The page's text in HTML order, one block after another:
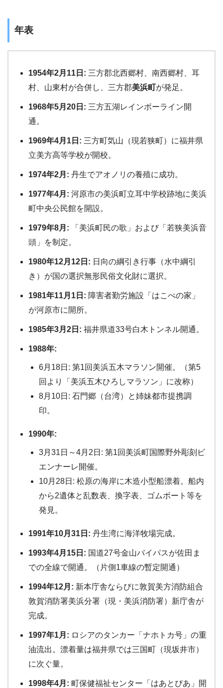
年表
1954年2月11日: 三方郡北西郷村、南西郷村、耳
村、山東村が合併し、三方郡美浜町が発足。
1968年5月20日: 三方五湖レインボーライン開
通。
1969年4月1日: 三方町気山（現若狭町）に福井県
立美方高等学校が開校。
1974年2月: 丹生でアオノリの養殖に成功。
1977年4月: 河原市の美浜町立耳中学校跡地に美浜
町中央公民館を開設。
1979年8月: 「美浜町民の歌」および「若狭美浜音
頭」を制定。
1980年12月12日: 日向の綱引き行事（水中綱引
き）が国の選択無形民俗文化財に選択。
1981年11月1日: 障害者勤労施設「はこべの家」
が河原市に開所。
1985年3月2日: 福井県道33号白木トンネル開通。
1988年:
6月18日: 第1回美浜五木マラソン開催。（第5
回より「美浜五木ひろしマラソン」に改称）
8月10日: 石門郷（台湾）と姉妹都市提携調
印。
1990年:
3月31日～4月2日: 第1回美浜町国際野外彫刻ビ
エンナーレ開催。
10月28日: 松原の海岸に木造小型船漂着。船内
から2遺体と乱数表、換字表、ゴムボート等を
発見。
1991年10月31日: 丹生湾に海洋牧場完成。
1993年4月15日: 国道27号金山バイパスが佐田ま
での全線で開通。（片側1車線の暫定開通）
1994年12月: 新本庁舎ならびに敦賀美方消防組合
敦賀消防署美浜分署（現・美浜消防署）新庁舎が
完成。
1997年1月: ロシアのタンカー「ナホトカ号」の重
油流出。漂着量は福井県では三国町（現坂井市）
に次ぐ量。
1998年4月: 町保健福祉センター「はあとぴあ」開